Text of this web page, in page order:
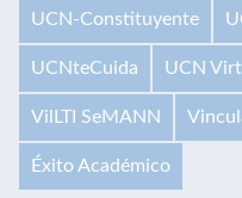
UCN-Constituyente
UCNteCuida UCN
VilLTI SeMANN
Éxito Académico